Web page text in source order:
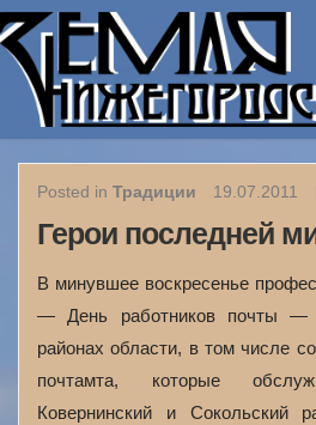
Posted in Традиции 19.07.2011
Герои последней
В минувшее воскресенье
— День работников почты —
районах области, в том числе
почтамта, которые
Ковернинский и Сокольский